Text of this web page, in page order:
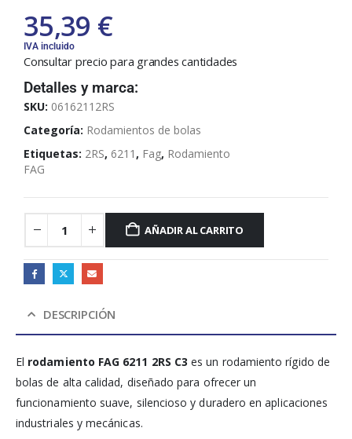
35,39 €
IVA incluido
Consultar precio para grandes cantidades
Detalles y marca:
SKU: 06162112RS
Categoría: Rodamientos de bolas
Etiquetas: 2RS, 6211, Fag, Rodamiento
FAG
AÑADIR AL CARRITO
DESCRIPCIÓN
El rodamiento FAG 6211 2RS C3 es un rodamiento rígido de
bolas de alta calidad, diseñado para ofrecer un
funcionamiento suave, silencioso y duradero en aplicaciones
industriales y mecánicas.